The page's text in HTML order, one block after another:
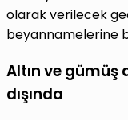
olarak verilecek
beyannamelerine
Altın ve gümüş
dışında